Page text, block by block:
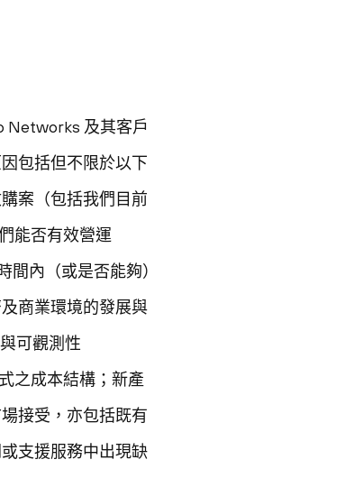
Networks 及其客戶
包括但不限於以下
案（包括我們目前
能否有效營運
內（或是否能夠）
商業環境的發展與
可觀測性
之成本結構；新產
接受，亦包括既有
支援服務中出現缺